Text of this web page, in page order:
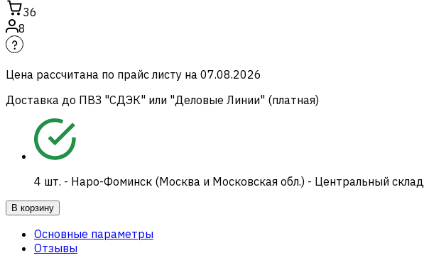
36
8
Цена рассчитана по прайс листу на 07.08.2026
Доставка до ПВЗ "СДЭК" или "Деловые Линии" (платная)
4 шт. - Наро-Фоминск (Москва и Московская обл.) - Центральный склад
В корзину
Основные параметры
Отзывы